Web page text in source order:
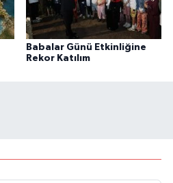
Babalar Günü Etkinliğine
Rekor Katılım